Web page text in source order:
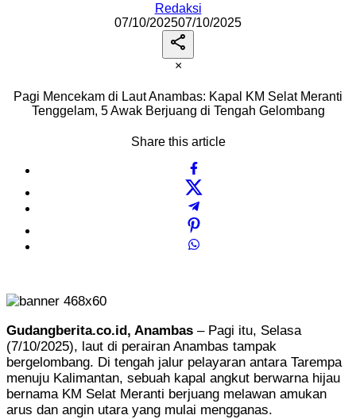
Redaksi
07/10/202507/10/2025
×
Pagi Mencekam di Laut Anambas: Kapal KM Selat Meranti
Tenggelam, 5 Awak Berjuang di Tengah Gelombang
Share this article
Gudangberita.co.id, Anambas – Pagi itu, Selasa
(7/10/2025), laut di perairan Anambas tampak
bergelombang. Di tengah jalur pelayaran antara Tarempa
menuju Kalimantan, sebuah kapal angkut berwarna hijau
bernama KM Selat Meranti berjuang melawan amukan
arus dan angin utara yang mulai mengganas.